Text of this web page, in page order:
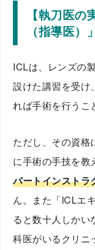
【執刀医
（指導医）
ICLは、レンズの
設けた講習を受け
れば手術を行うこ
ただし、その資格
に手術の手技を教
パートインストラ
ん。また「ICLエ
ると数十人しかい
科医がいるクリニ